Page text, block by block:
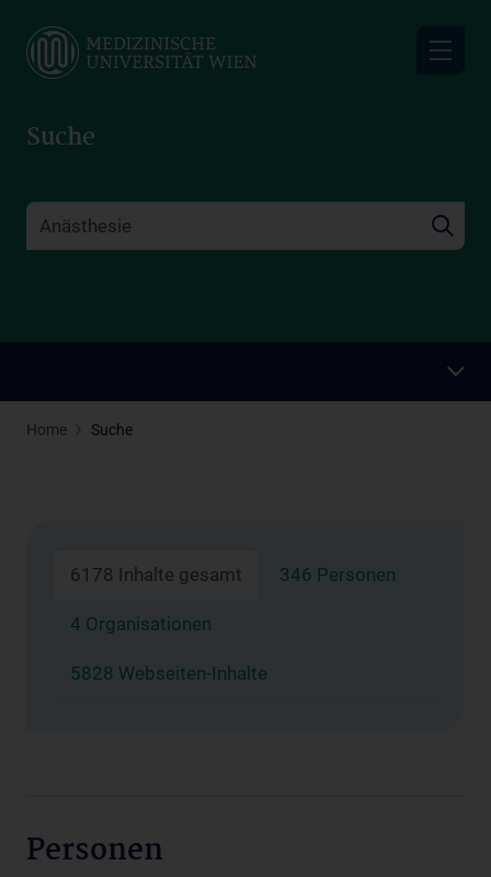
main
Suche
Home Suche
6178 Inhalte gesamt 346 Personen
4 Organisationen
5828 Webseiten-Inhalte
Personen